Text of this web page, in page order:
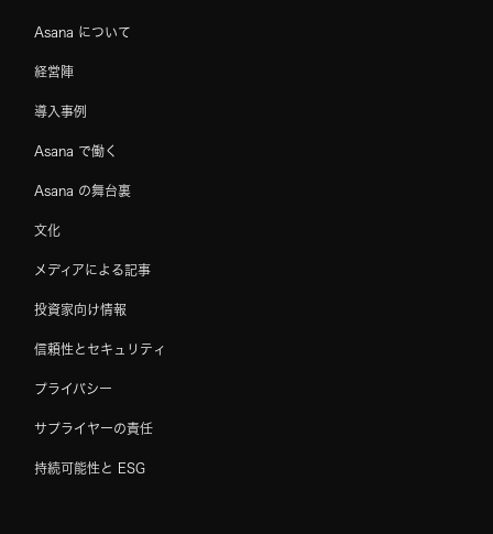
Asana について
経営陣
導入事例
Asana で働く
Asana の舞台裏
文化
メディアによる記事
投資家向け情報
信頼性とセキュリティ
プライバシー
サプライヤーの責任
持続可能性と ESG